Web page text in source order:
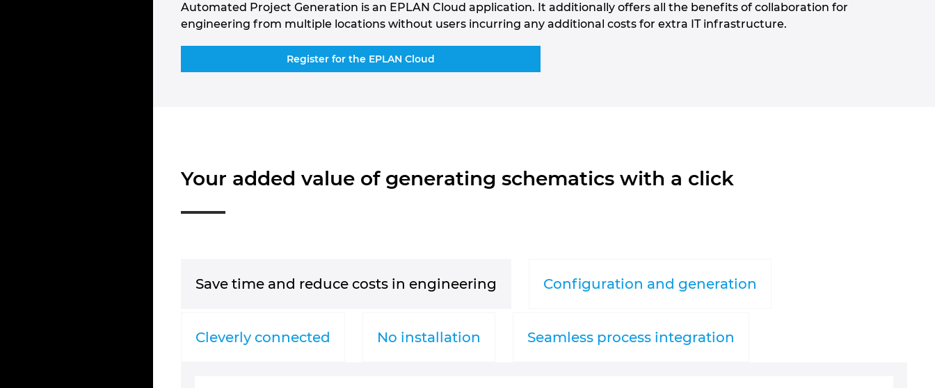
Automated Project Generation is an EPLAN Cloud application. It additionally offers all the benefits of collaboration for
engineering from multiple locations without users incurring any additional costs for extra IT infrastructure.
Register for the EPLAN Cloud
Your added value of generating schematics with a click
Save time and reduce costs in engineering Configuration and generation
Cleverly connected No installation Seamless process integration